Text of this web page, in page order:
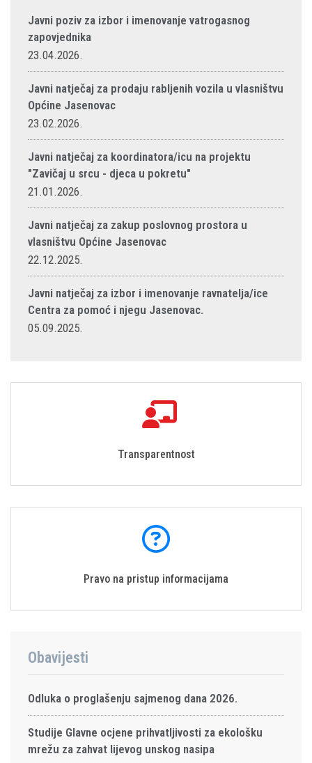
Javni poziv za izbor i imenovanje vatrogasnog
zapovjednika
23.04.2026.
Javni natječaj za prodaju rabljenih vozila u vlasništvu
Općine Jasenovac
23.02.2026.
Javni natječaj za koordinatora/icu na projektu
"Zavičaj u srcu - djeca u pokretu"
21.01.2026.
Javni natječaj za zakup poslovnog prostora u
vlasništvu Općine Jasenovac
22.12.2025.
Javni natječaj za izbor i imenovanje ravnatelja/ice
Centra za pomoć i njegu Jasenovac.
05.09.2025.
Transparentnost
Pravo na pristup informacijama
Obavijesti
Odluka o proglašenju sajmenog dana 2026.
Studije Glavne ocjene prihvatljivosti za ekološku
mrežu za zahvat lijevog unskog nasipa